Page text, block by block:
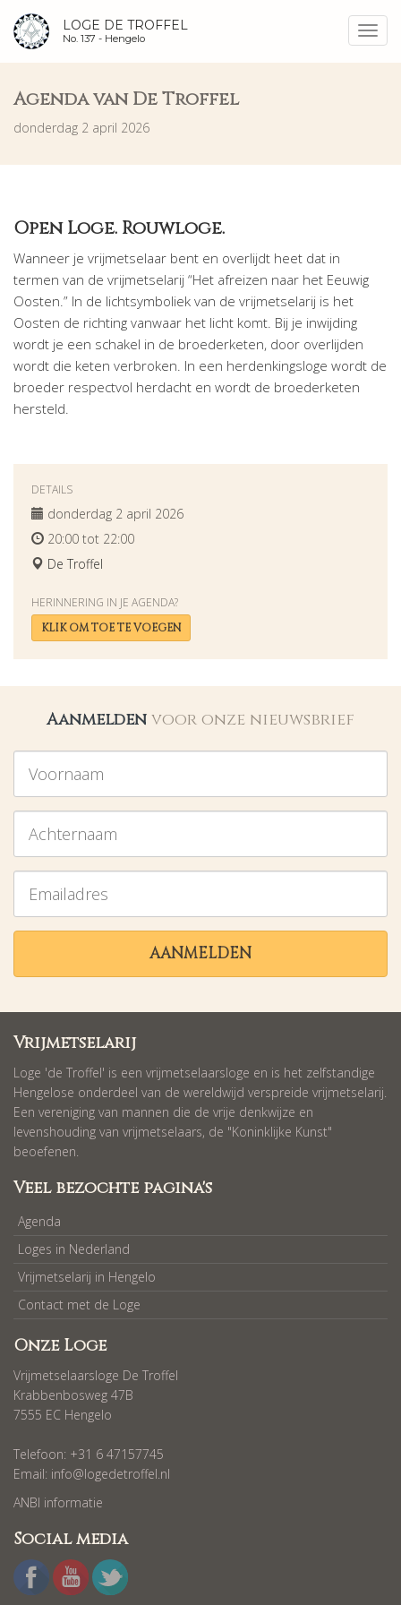
LOGE DE TROFFEL
No. 137 - Hengelo
Agenda van De Troffel
donderdag 2 april 2026
Open Loge. Rouwloge.
Wanneer je vrijmetselaar bent en overlijdt heet dat in
termen van de vrijmetselarij “Het afreizen naar het Eeuwig
Oosten.” In de lichtsymboliek van de vrijmetselarij is het
Oosten de richting vanwaar het licht komt. Bij je inwijding
wordt je een schakel in de broederketen, door overlijden
wordt die keten verbroken. In een herdenkingsloge wordt de
broeder respectvol herdacht en wordt de broederketen
hersteld.
DETAILS
donderdag 2 april 2026
20:00 tot 22:00
De Troffel
HERINNERING IN JE AGENDA?
KLIK OM TOE TE VOEGEN
Aanmelden voor onze nieuwsbrief
AANMELDEN
Vrijmetselarij
Loge 'de Troffel' is een vrijmetselaarsloge en is het zelfstandige
Hengelose onderdeel van de wereldwijd verspreide vrijmetselarij.
Een vereniging van mannen die de vrije denkwijze en
levenshouding van vrijmetselaars, de "Koninklijke Kunst"
beoefenen.
Veel bezochte pagina's
Agenda
Loges in Nederland
Vrijmetselarij in Hengelo
Contact met de Loge
Onze Loge
Vrijmetselaarsloge De Troffel
Krabbenbosweg 47B
7555 EC Hengelo
Telefoon: +31 6 47157745
Email: info@logedetroffel.nl
ANBI informatie
Social media